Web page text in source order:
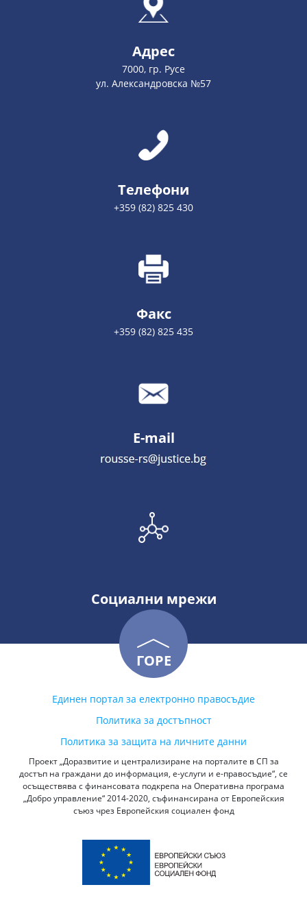
Адрес
7000, гр. Русе
ул. Александровска №57
Телефони
+359 (82) 825 430
Факс
+359 (82) 825 435
E-mail
Социални мрежи
ГОРЕ
Единен портал за електронно правосъдие
Политика за достъпност
Политика за защита на личните данни
Проект „Доразвитие и централизиране на порталите в СП за
достъп на граждани до информация, е-услуги и е-правосъдие“, се
осъществява с финансовата подкрепа на Оперативна програма
„Добро управление“ 2014-2020, съфинансирана от Европейския
съюз чрез Европейския социален фонд